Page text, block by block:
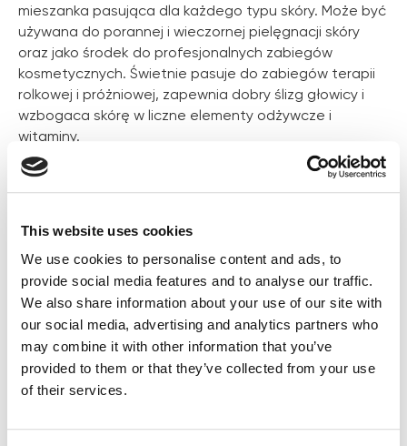
This website uses cookies
We use cookies to personalise content and ads, to
provide social media features and to analyse our traffic.
We also share information about your use of our site with
our social media, advertising and analytics partners who
may combine it with other information that you’ve
provided to them or that they’ve collected from your use
of their services.
mieszanka pasująca dla każdego typu skóry. Może być
używana do porannej i wieczornej pielęgnacji skóry
oraz jako środek do profesjonalnych zabiegów
kosmetycznych. Świetnie pasuje do zabiegów terapii
rolkowej i próżniowej, zapewnia dobry ślizg głowicy i
wzbogaca skórę w liczne elementy odżywcze i
witaminy.